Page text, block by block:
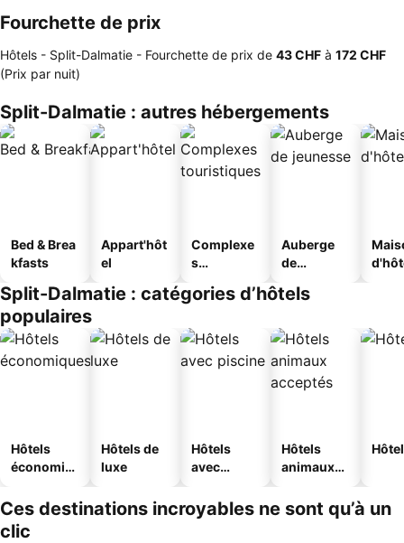
Fourchette de prix
Hôtels - Split-Dalmatie - Fourchette de prix de ‎43 CHF à ‎172 CHF
(Prix par nuit)
Split-Dalmatie : autres hébergements
Bed & Brea
kfasts
Appart'hôt
el
Complexe
s
s
Auberge
de
Split-Dalmatie : catégories d’hôtels
populaires
Hôtels
économiq
Hôtels de
luxe
Hôtels
avec
Hôtels
animaux
Ces destinations incroyables ne sont qu’à un
clic